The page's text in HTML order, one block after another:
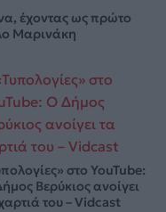
έχοντας ως πρώτο
Μαρινάκη
στο YouTube:
Βερύκιος ανοίγει
του – Vidcast